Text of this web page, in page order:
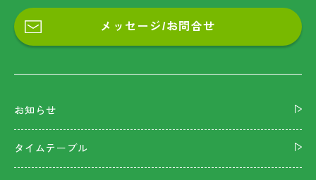
メッセージ/お問合せ
お知らせ
タイムテーブル